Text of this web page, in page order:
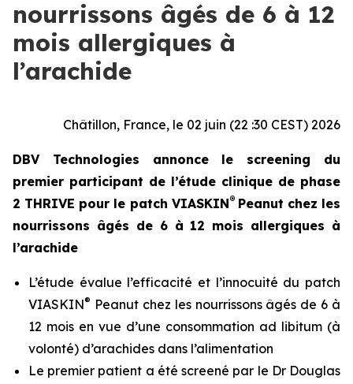
nourrissons âgés de 6 à 12
mois allergiques à
l’arachide
Châtillon, France, le 02 juin (22 :30 CEST) 2026
DBV Technologies annonce le screening du
premier participant de l’étude clinique de phase
2 THRIVE pour le patch VIASKIN® Peanut chez les
nourrissons âgés de 6 à 12 mois allergiques à
l’arachide
L’étude évalue l’efficacité et l’innocuité du patch
VIASKIN® Peanut chez les nourrissons âgés de 6 à
12 mois en vue d’une consommation ad libitum (à
volonté) d’arachides dans l’alimentation
Le premier patient a été screené par le Dr Douglas